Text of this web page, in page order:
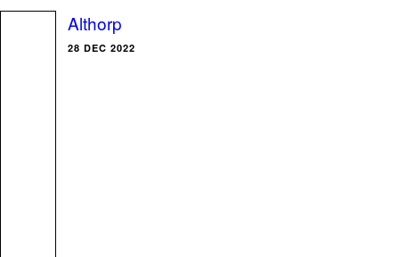
Althorp
28 DEC 2022